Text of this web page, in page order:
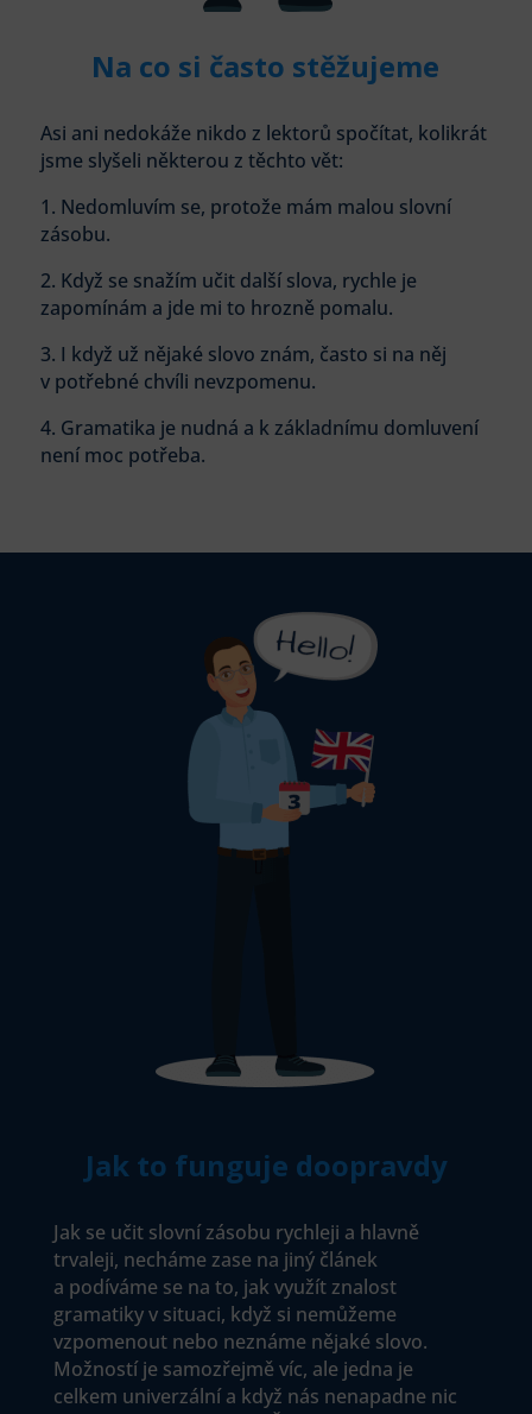
Na co si často stěžujeme
Asi ani nedokáže nikdo z lektorů spočítat, kolikrát
jsme slyšeli některou z těchto vět:
1. Nedomluvím se, protože mám malou slovní
zásobu.
2. Když se snažím učit další slova, rychle je
zapomínám a jde mi to hrozně pomalu.
3. I když už nějaké slovo znám, často si na něj
v potřebné chvíli nevzpomenu.
4. Gramatika je nudná a k základnímu domluvení
není moc potřeba.
Jak to funguje doopravdy
Jak se učit slovní zásobu rychleji a hlavně
trvaleji, necháme zase na jiný článek
a podíváme se na to, jak využít znalost
gramatiky v situaci, když si nemůžeme
vzpomenout nebo neznáme nějaké slovo.
Možností je samozřejmě víc, ale jedna je
celkem univerzální a když nás nenapadne nic